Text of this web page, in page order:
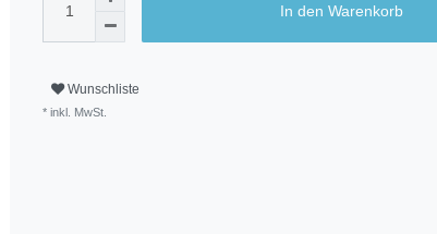
In den Warenkorb
Wunschliste
* inkl. MwSt.